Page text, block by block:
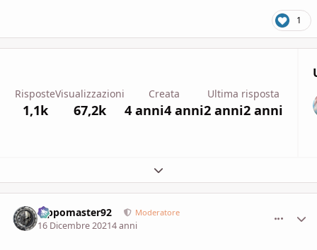
1
Risposte
1,1k
Visualizzazioni
67,2k
Creata
4 anni4 anni
Ultima risposta
2 anni2 anni
Espandi panoramica del topic
Pippomaster92 Moderatore
16 Dicembre 20214 anni